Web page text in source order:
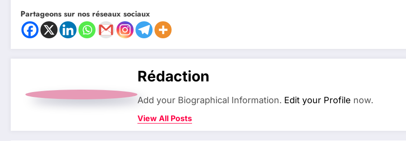
Partageons sur nos réseaux sociaux
Rédaction
Add your Biographical Information. Edit your Profile now.
View All Posts